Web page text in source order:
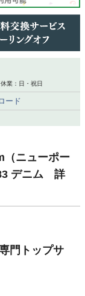
業：日・祝日
ード
ニューポー
デニム 詳
門トップサ